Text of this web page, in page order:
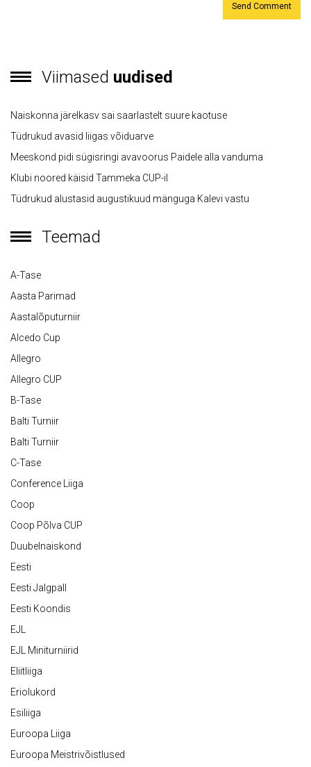
Viimased uudised
Naiskonna järelkasv sai saarlastelt suure kaotuse
Tüdrukud avasid liigas võiduarve
Meeskond pidi sügisringi avavoorus Paidele alla vanduma
Klubi noored käisid Tammeka CUP-il
Tüdrukud alustasid augustikuud mänguga Kalevi vastu
Teemad
A-Tase
Aasta Parimad
Aastalõputurniir
Alcedo Cup
Allegro
Allegro CUP
B-Tase
Balti Turniir
Balti Turniir
C-Tase
Conference Liiga
Coop
Coop Põlva CUP
Duubelnaiskond
Eesti
Eesti Jalgpall
Eesti Koondis
EJL
EJL Miniturniirid
Eliitliiga
Eriolukord
Esiliiga
Euroopa Liiga
Euroopa Meistrivõistlused